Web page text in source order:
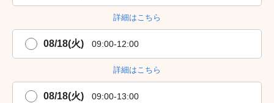
詳細はこちら
08/18(火) 09:00-12:00
詳細はこちら
08/18(火) 09:00-13:00